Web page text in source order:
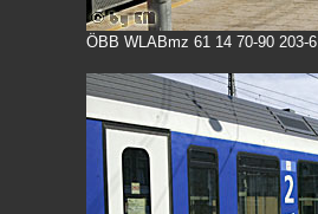
ÖBB WLABmz 61 14 70-90 203-6